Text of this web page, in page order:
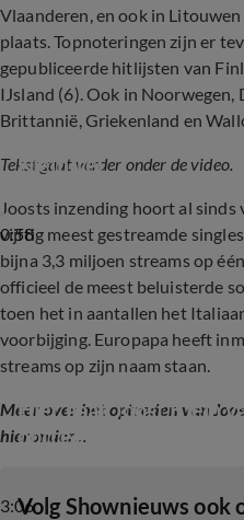
Vlaanderen, en ook in
plaats. Topnoteringen zijn er
gepubliceerde hitlijsten van
IJsland (6). Ook in
Brittannië, Griekenland en
Tekst gaat verder onder de video.
0:58
Martien en Carlo
Klein-rel
Joosts inzending hoort al sinds
vijftig meest gestreamde
bijna 3,3 miljoen streams op
officieel de meest beluisterde
toen het in aantallen het
voorbijging. Europapa heeft
streams op zijn naam staan.
Meer over het optreden van
hieronder...
3:06
Hier gaat Joost Klein
optreden
‎Volg Shownieuws ook